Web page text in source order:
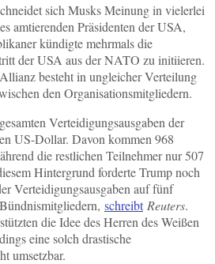
sich Musks Meinung in vielerlei
amtierenden Präsidenten der USA,
kündigte mehrmals die
der USA aus der NATO zu initiieren.
besteht in ungleicher Verteilung
den Organisationsmitgliedern.
Verteidigungsausgaben der
US-Dollar. Davon kommen 968
die restlichen Teilnehmer nur 507
Hintergrund forderte Trump noch
Verteidigungsausgaben auf fünf
schreibt Reuters.
die Idee des Herren des Weißen
eine solch drastische
umsetzbar.